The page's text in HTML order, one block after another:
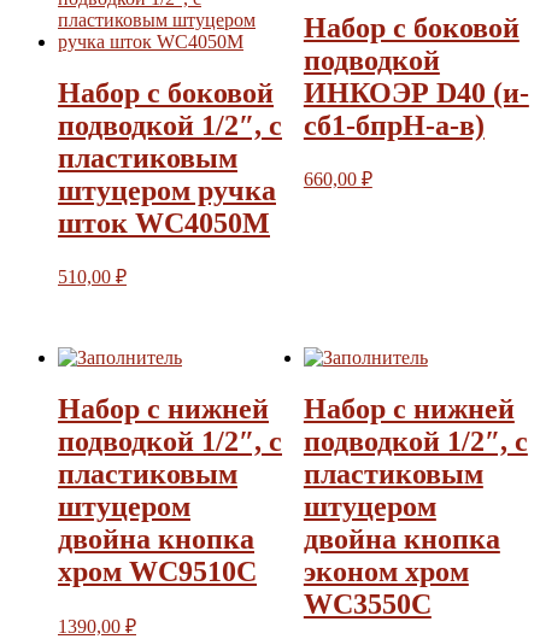
Набор с боковой
подводкой 1/2″, с
пластиковым
штуцером ручка
шток WC4050М
510,00 ₽
Набор с боковой
подводкой
ИНКОЭР D40 (и-
сб1-бпрН-а-в)
660,00 ₽
Набор с нижней
подводкой 1/2″, с
пластиковым
штуцером
двойна кнопка
хром WC9510C
1390,00 ₽
Набор с нижней
подводкой 1/2″, с
пластиковым
штуцером
двойна кнопка
эконом хром
WC3550C